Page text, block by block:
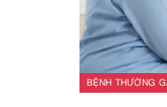
BỆNH THƯỜNG